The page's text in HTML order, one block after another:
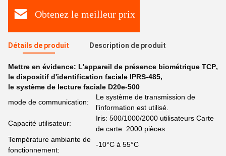
Obtenez le meilleur prix
Détails de produit Description de produit
Mettre en évidence: L'appareil de présence biométrique TCP,
le dispositif d'identification faciale IPRS-485,
le système de lecture faciale D20e-500
mode de communication:
Le système de transmission de
l'information est utilisé.
Capacité utilisateur:
Iris: 500/1000/2000 utilisateurs Carte
de carte: 2000 pièces
Température ambiante de
fonctionnement:
-10°C à 55°C